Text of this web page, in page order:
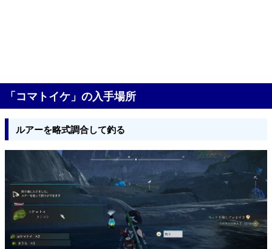
「コマトイケ」の入手場所
ルアーを略式調合して釣る